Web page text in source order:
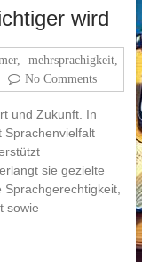
wird
, mehrsprachigkeit,
No Comments
und Zukunft. In
Sprachenvielfalt
sie gezielte
sowie